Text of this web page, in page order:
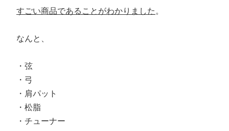
すごい商品であることがわかりました 。
なんと、
・弦
・弓
・肩パット
・松脂
・チューナー